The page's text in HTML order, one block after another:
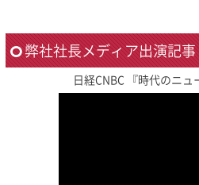
弊社社長メディア出演記事
日経CNBC 『時代のニ